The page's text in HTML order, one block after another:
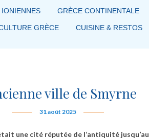
IONIENNES GRÈCE CONTINENTALE
GRÈCE CUISINE & RESTOS
ville de Smyrne
31 août 2025
une cité réputée de l’antiquité jusqu’au